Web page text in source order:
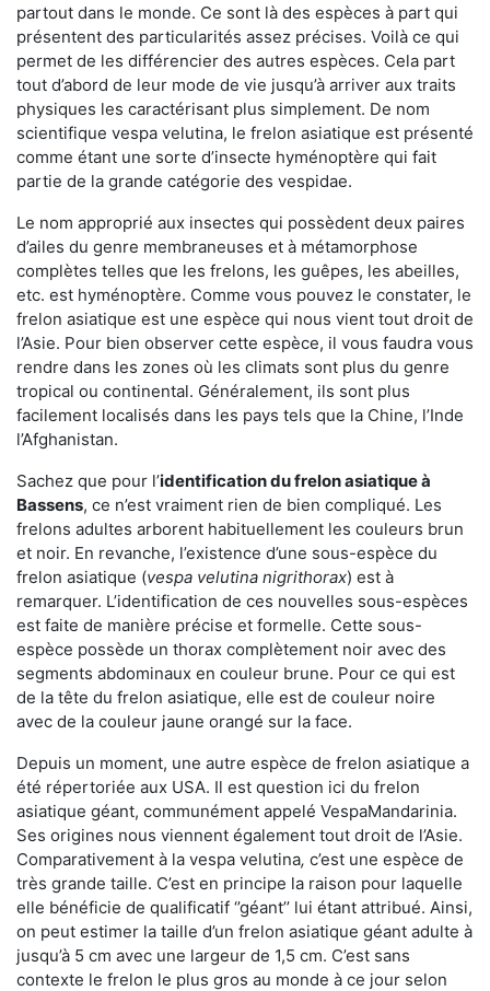
partout dans le monde. Ce sont là des espèces à part qui
présentent des particularités assez précises. Voilà ce qui
permet de les différencier des autres espèces. Cela part
tout d’abord de leur mode de vie jusqu’à arriver aux traits
physiques les caractérisant plus simplement. De nom
scientifique vespa velutina, le frelon asiatique est présenté
comme étant une sorte d’insecte hyménoptère qui fait
partie de la grande catégorie des vespidae.
Le nom approprié aux insectes qui possèdent deux paires
d’ailes du genre membraneuses et à métamorphose
complètes telles que les frelons, les guêpes, les abeilles,
etc. est hyménoptère. Comme vous pouvez le constater, le
frelon asiatique est une espèce qui nous vient tout droit de
l’Asie. Pour bien observer cette espèce, il vous faudra vous
rendre dans les zones où les climats sont plus du genre
tropical ou continental. Généralement, ils sont plus
facilement localisés dans les pays tels que la Chine, l’Inde
l’Afghanistan.
Sachez que pour l’identification du frelon asiatiqueà
Bassens, ce n’est vraiment rien de bien compliqué. Les
frelons adultes arborent habituellement les couleurs brun
et noir. En revanche, l’existence d’une sous-espèce du
frelon asiatique (vespa velutina nigrithorax) est à
remarquer. L’identification de ces nouvelles sous-espèces
est faite de manière précise et formelle. Cette sous-
espèce possède un thorax complètement noir avec des
segments abdominaux en couleur brune. Pour ce qui est
de la tête du frelon asiatique, elle est de couleur noire
avec de la couleur jaune orangé sur la face.
Depuis un moment, une autre espèce de frelon asiatique a
été répertoriée aux USA. Il est question ici du frelon
asiatique géant, communément appelé VespaMandarinia.
Ses origines nous viennent également tout droit de l’Asie.
Comparativement à la vespa velutina, c’est une espèce de
très grande taille. C’est en principe la raison pour laquelle
elle bénéficie de qualificatif ‘’géant’’ lui étant attribué. Ainsi,
on peut estimer la taille d’un frelon asiatique géant adulte à
jusqu’à 5 cm avec une largeur de 1,5 cm. C’est sans
contexte le frelon le plus gros au monde à ce jour selon